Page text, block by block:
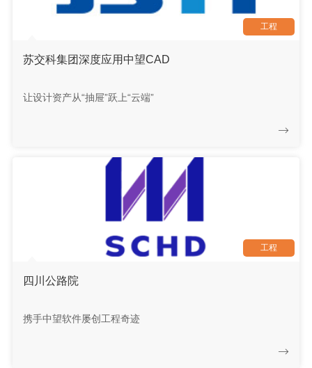
工程
苏交科集团深度应用中望CAD
让设计资产从“抽屉”跃上“云端”
工程
四川公路院
携手中望软件屡创工程奇迹